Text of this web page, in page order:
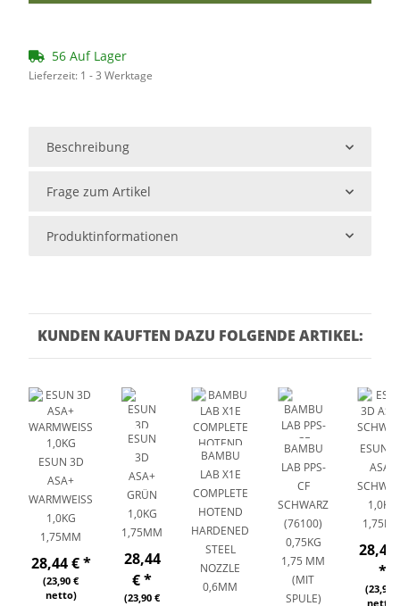
56 Auf Lager
Lieferzeit: 1 - 3 Werktage
Beschreibung
Frage zum Artikel
Produktinformationen
KUNDEN KAUFTEN DAZU FOLGENDE ARTIKEL:
ESUN 3D
ASA+
WARMWEISS 1
,0KG 1
,75MM
28,44 €*
(23,90 €
netto)
ESUN
3D
ASA+
GRÜN
1,0KG
1,75MM
28,44
€*
(23,90 €
BAMBU
LAB X1E
COMPLETE
HOTEND
HARDENED
STEEL
NOZZLE
0,6MM
BAMBU
LAB PPS-
CF
SCHWARZ
(76100)
0,75KG
1,75 MM
(MIT
SPULE)
ESUN
ASA+
1,0KG
28,44
*
(23,90 €
netto)